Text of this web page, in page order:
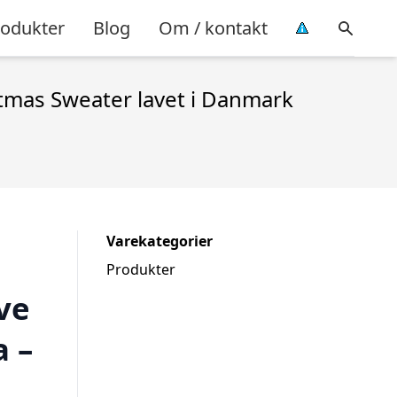
Blog Om / kontakt
Sweater lavet i Danmark
–
Varekategorier
Produkter